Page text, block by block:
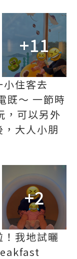
+11
住客去
～ 一節時
，可以另外
大人小朋
+2
我地試曬